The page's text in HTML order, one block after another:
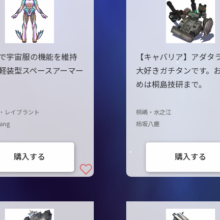
宇宙服の機能を維持
装型スペースアーマー
レイブラント
購入する
【キャバリア】アダタ
大好きガチタンです。
めは桐島技研まで。
桐嶋・水之江
柿坂八鹿
購入する